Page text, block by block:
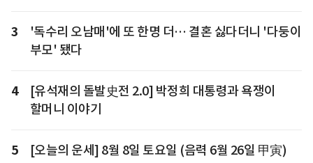
3
'독수리 오남매'에 또 한명 더… 결혼 싫다더니 '다둥이
부모' 됐다
4
[유석재의 돌발史전 2.0] 박정희 대통령과 욕쟁이
할머니 이야기
5 [오늘의 운세] 8월 8일 토요일 (음력 6월 26일 甲寅)